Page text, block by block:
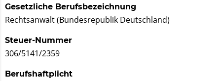
Gesetzliche Berufsbezeichnung
Rechtsanwalt (Bundesrepublik Deut­schland)
Steuer-Nummer
306/5141/2359
Berufshaftplicht